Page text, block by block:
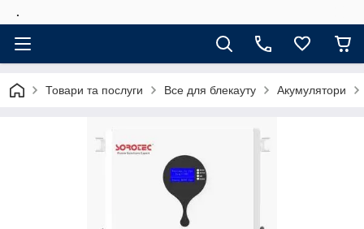
.
Товари та послуги Все для блекауту Акумулятори